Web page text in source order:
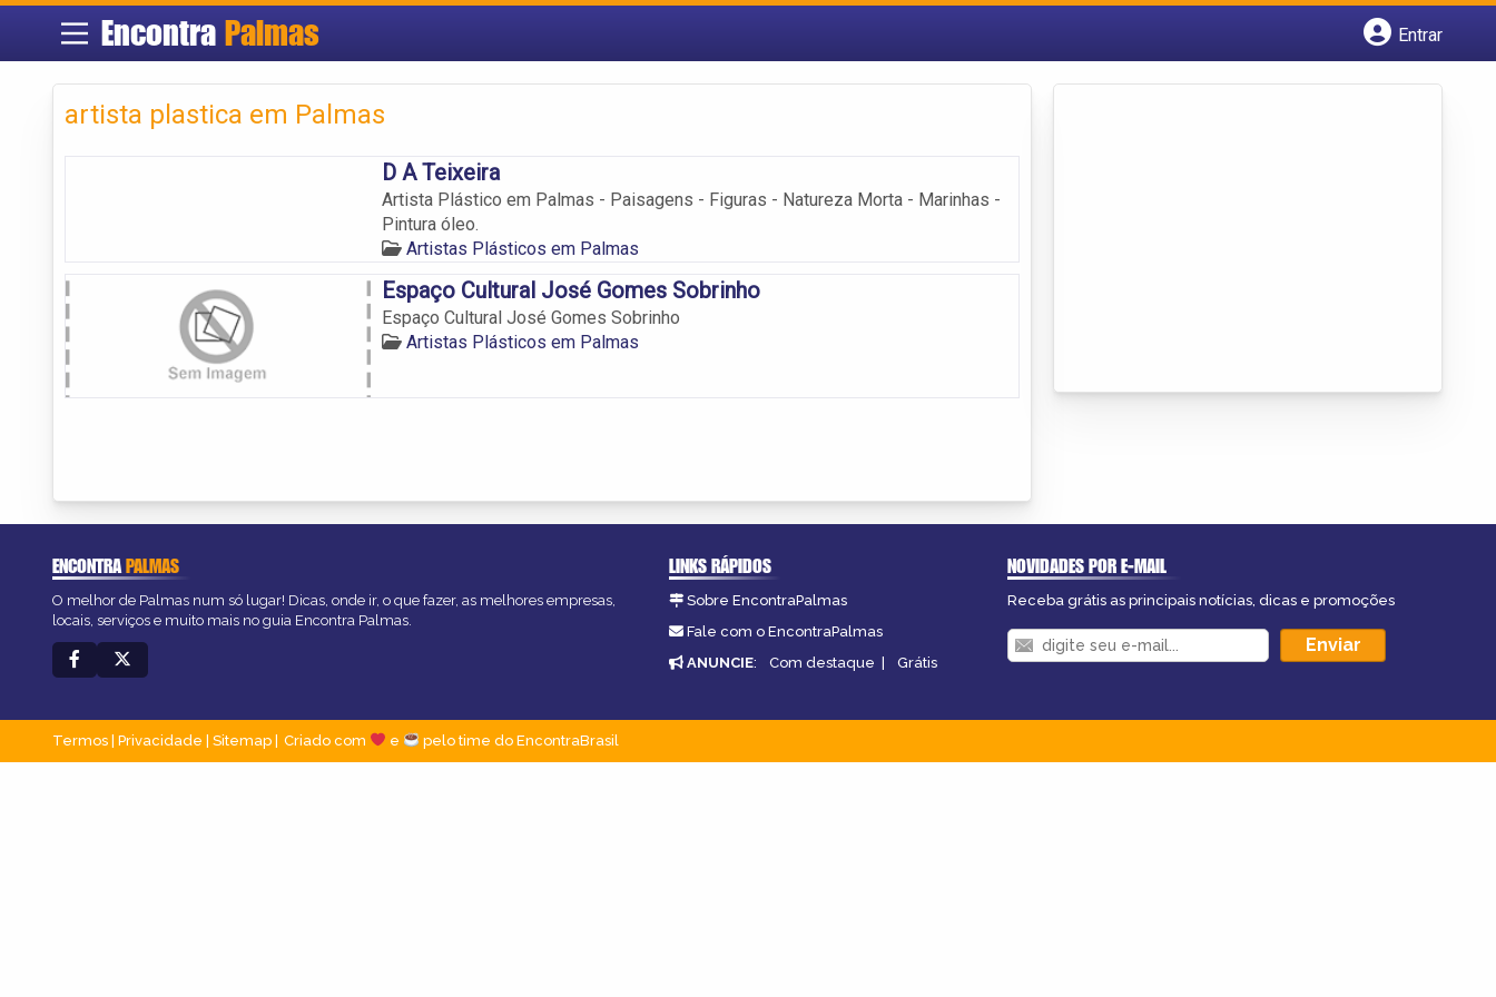
Encontra Palmas
Entrar
artista plastica em Palmas
D A Teixeira
Artista Plástico em Palmas - Paisagens - Figuras - Natureza Morta - Marinhas -
Pintura óleo.
Artistas Plásticos em Palmas
Espaço Cultural José Gomes Sobrinho
Espaço Cultural José Gomes Sobrinho
Artistas Plásticos em Palmas
ENCONTRAPALMAS
O melhor de Palmas num só lugar! Dicas, onde ir, o que fazer, as melhores empresas,
locais, serviços e muito mais no guia Encontra Palmas.
LINKS RÁPIDOS
Sobre EncontraPalmas
Fale com o EncontraPalmas
ANUNCIE: Com destaque | Grátis
NOVIDADES POR E-MAIL
Receba grátis as principais notícias, dicas e promoções
Termos Privacidade Sitemap Criado com e pelo time do EncontraBrasil